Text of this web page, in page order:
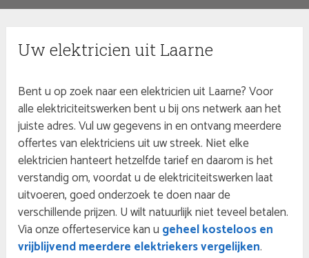
Uw elektricien uit Laarne
Bent u op zoek naar een elektricien uit Laarne? Voor
alle elektriciteitswerken bent u bij ons netwerk aan het
juiste adres. Vul uw gegevens in en ontvang meerdere
offertes van elektriciens uit uw streek. Niet elke
elektricien hanteert hetzelfde tarief en daarom is het
verstandig om, voordat u de elektriciteitswerken laat
uitvoeren, goed onderzoek te doen naar de
verschillende prijzen. U wilt natuurlijk niet teveel betalen.
Via onze offerteservice kan u geheel kosteloos en
vrijblijvend meerdere elektriekers vergelijken.